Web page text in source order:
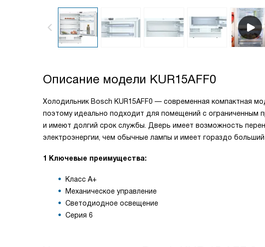
Описание модели KUR15AFF0
Холодильник Bosch KUR15AFF0 — современная компактная
поэтому идеально подходит для помещений с ограниченным
и имеют долгий срок службы. Дверь имеет возможность
электроэнергии, чем обычные лампы и имеет гораздо больший
1 Ключевые преимущества:
Класс A+
Механическое управление
Светодиодное освещение
Серия 6